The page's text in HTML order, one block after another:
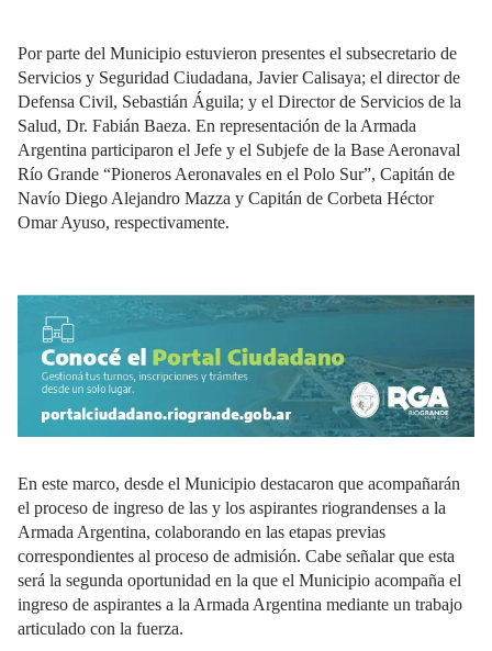
Por parte del Municipio estuvieron presentes el subsecretario de
Servicios y Seguridad Ciudadana, Javier Calisaya; el director de
Defensa Civil, Sebastián Águila; y el Director de Servicios de la
Salud, Dr. Fabián Baeza. En representación de la Armada
Argentina participaron el Jefe y el Subjefe de la Base Aeronaval
Río Grande “Pioneros Aeronavales en el Polo Sur”, Capitán de
Navío Diego Alejandro Mazza y Capitán de Corbeta Héctor
Omar Ayuso, respectivamente.
En este marco, desde el Municipio destacaron que acompañarán
el proceso de ingreso de las y los aspirantes riograndenses a la
Armada Argentina, colaborando en las etapas previas
correspondientes al proceso de admisión. Cabe señalar que esta
será la segunda oportunidad en la que el Municipio acompaña el
ingreso de aspirantes a la Armada Argentina mediante un trabajo
articulado con la fuerza.